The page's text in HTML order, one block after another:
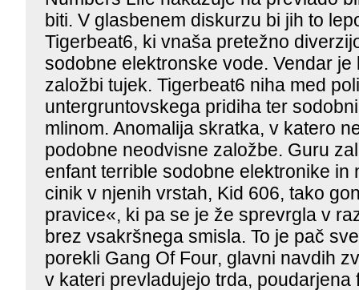
biti. V glasbenem diskurzu bi jih to
Tigerbeat6, ki vnaša pretežno
sodobne elektronske vode. Vendar je
založbi tujek. Tigerbeat6 niha med
untergruntovskega pridiha ter
mlinom. Anomalija skratka, v katero
podobne neodvisne založbe. Guru
enfant terrible sodobne elektronike in
cinik v njenih vrstah, Kid 606, tako
pravice«, ki pa se je že sprevrgla v
brez vsakršnega smisla. To je pač
porekli Gang Of Four, glavni navdih
v kateri prevladujejo trda, poudarjena